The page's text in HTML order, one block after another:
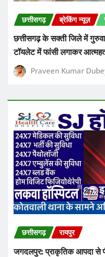
छत्तीसगढ़ ब्रेकिंग न्यूज़
छत्तीसगढ़ के सक्ती जिले में
टॉयलेट में फांसी लगाकर
Praveen Kumar
छत्तीसगढ़ रायपुर
जगदलपुर: प्राकृतिक आपदा से